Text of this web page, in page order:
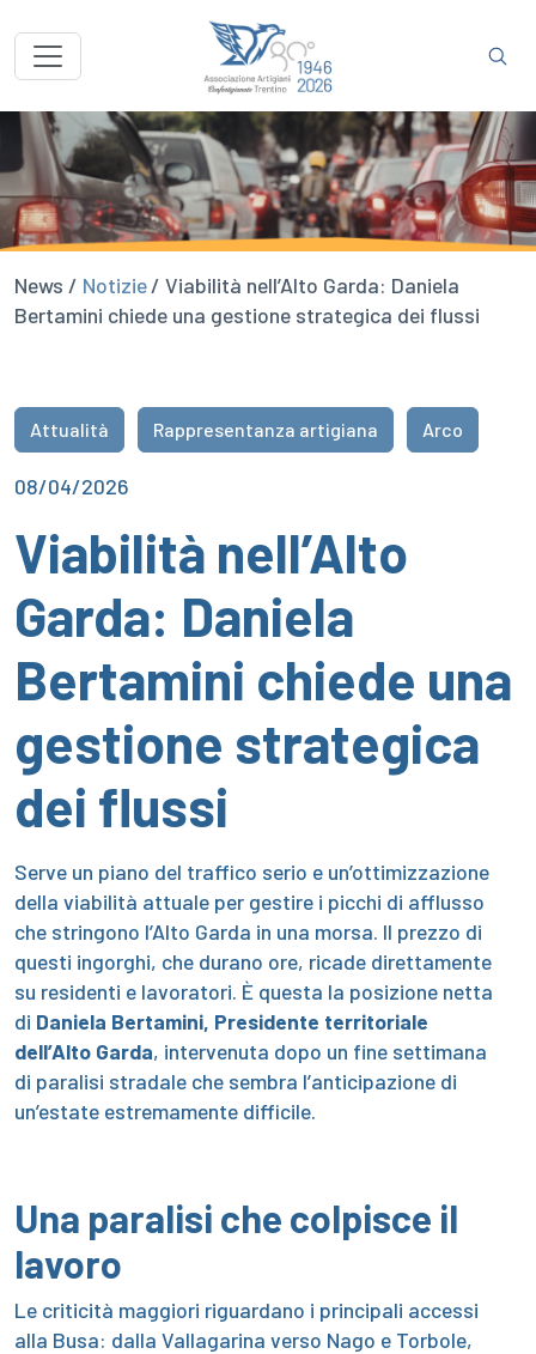
News / Notizie/ Viabilità nell’Alto Garda: Daniela
Bertamini chiede una gestione strategica dei flussi
Attualità Rappresentanza artigiana Arco
08/04/2026
Viabilità nell’Alto
Garda: Daniela
Bertamini chiede una
gestione strategica
dei flussi
Serve un piano del traffico serio e un’ottimizzazione
della viabilità attuale per gestire i picchi di afflusso
che stringono l’Alto Garda in una morsa. Il prezzo di
questi ingorghi, che durano ore, ricade direttamente
su residenti e lavoratori. È questa la posizione netta
di Daniela Bertamini, Presidente territoriale
dell’Alto Garda, intervenuta dopo un fine settimana
di paralisi stradale che sembra l’anticipazione di
un’estate estremamente difficile.
Una paralisi che colpisce il
lavoro
Le criticità maggiori riguardano i principali accessi
alla Busa: dalla Vallagarina verso Nago e Torbole,